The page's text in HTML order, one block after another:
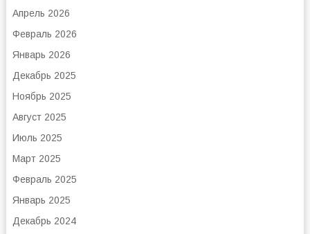
Апрель 2026
Февраль 2026
Январь 2026
Декабрь 2025
Ноябрь 2025
Август 2025
Июль 2025
Март 2025
Февраль 2025
Январь 2025
Декабрь 2024